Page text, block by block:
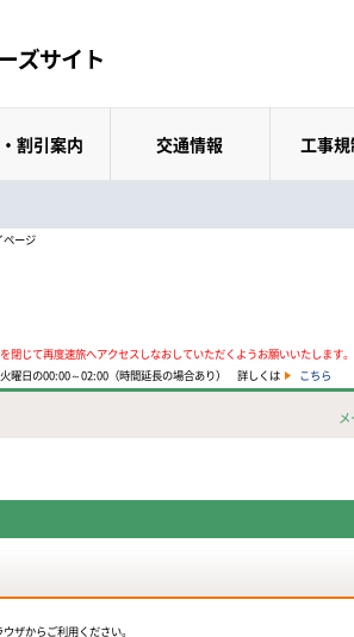
割引案内 交通情報 工事
ページ
閉じて再度速旅へアクセスしなおしていただくようお願いいたします。
日の00:00～02:00（時間延長の場合あり） 詳しくは
こちら
ザからご利用ください。